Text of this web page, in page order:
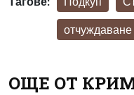
отчуждаване
ОЩЕ ОТ